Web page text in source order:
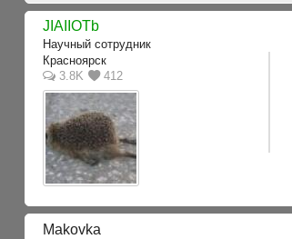
JIAIIOTb
Научный сотрудник
Красноярск
3.8K
412
Makovka